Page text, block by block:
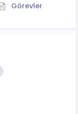
Görevler